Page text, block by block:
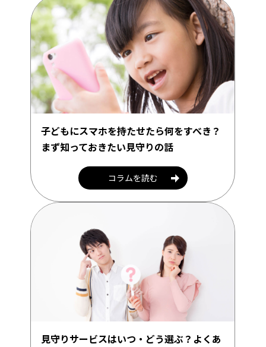
子どもにスマホを持たせたら何をすべき？
まず知っておきたい見守りの話
コラムを読む
見守りサービスはいつ・どう選ぶ？よくあ